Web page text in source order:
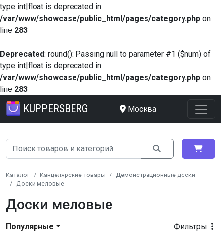
type int|float is deprecated in
/var/www/showcase/public_html/pages/category.php on
line 283
Deprecated: round(): Passing null to parameter #1 ($num) of
type int|float is deprecated in
/var/www/showcase/public_html/pages/category.php on
line 283
KUPPERSBERG Москва
Каталог Канцелярские товары
Демонстрационные доски
Доски меловые
Доски меловые
Фильтры
Популярные